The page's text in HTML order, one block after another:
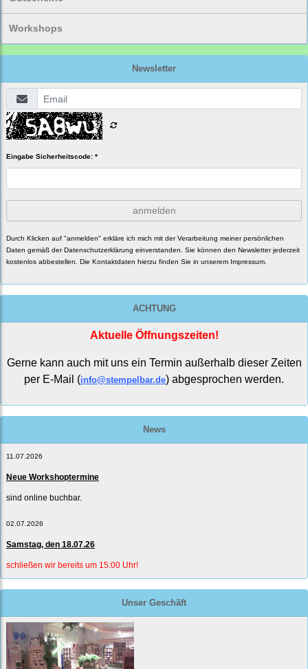
Workshops
Newsletter
Eingabe Sicherheitscode: *
anmelden
Durch Klicken auf "anmelden" erkläre ich mich mit der Verarbeitung meiner persönlichen
Daten gemäß der Datenschutzerklärung einverstanden. Sie können den Newsletter jederzeit
kostenlos abbestellen. Die Kontaktdaten hierzu finden Sie in unserem Impressum.
ACHTUNG
Aktuelle Öffnungszeiten!
Gerne kann auch mit uns ein Termin außerhalb dieser Zeiten
per E-Mail (info@stempelbar.de) abgesprochen werden.
News
11.07.2026
Neue Workshoptermine
sind online buchbar.
02.07.2026
Samstag, den 18.07.26
schließen wir bereits um 15:00 Uhr!
Unser Geschäft